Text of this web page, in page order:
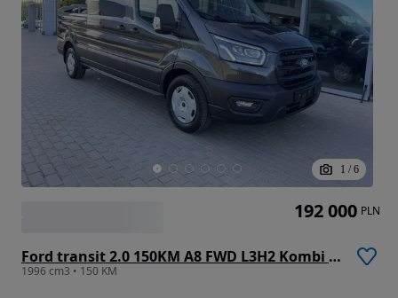
1 / 6
Ford transit 2.0 150KM A8 FWD L3H2 Kombi Trend
1996 cm3 • 150 KM
192 000 PLN